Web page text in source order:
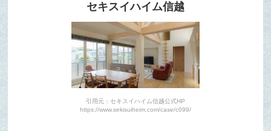
セキスイハイム信越
引用元：セキスイハイム信越公式HP
https://www.sekisuiheim.com/case/c099/